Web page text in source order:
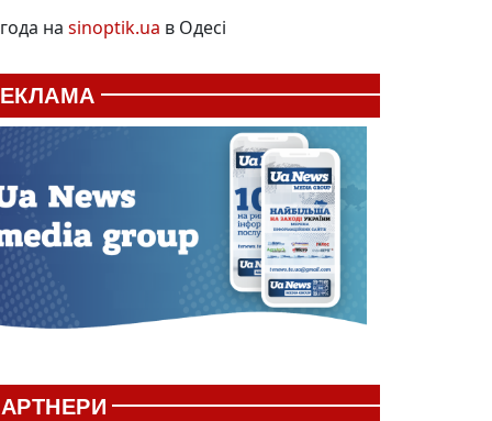
на sinoptik.ua в Одесі